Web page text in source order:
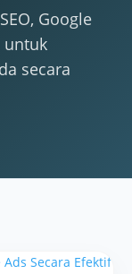
Google
untuk
secara